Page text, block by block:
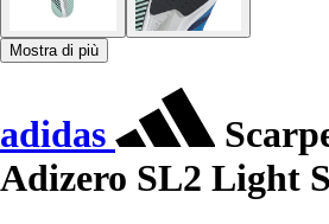
Mostra di più
adidas
Adizero SL2 Light